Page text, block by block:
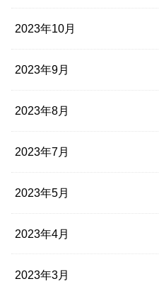
2023年10月
2023年9月
2023年8月
2023年7月
2023年5月
2023年4月
2023年3月